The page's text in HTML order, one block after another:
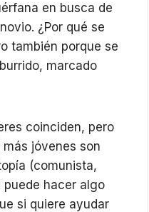
en busca de
¿Por qué se
también porque se
marcado
coinciden, pero
jóvenes son
(comunista,
hacer algo
si quiere ayudar